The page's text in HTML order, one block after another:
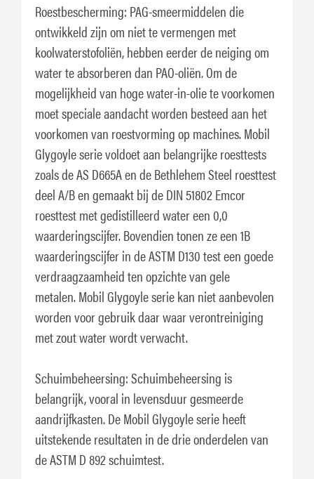
Roestbescherming: PAG-smeermiddelen die
ontwikkeld zijn om niet te vermengen met
koolwaterstofoliën, hebben eerder de neiging om
water te absorberen dan PAO-oliën. Om de
mogelijkheid van hoge water-in-olie te voorkomen
moet speciale aandacht worden besteed aan het
voorkomen van roestvorming op machines. Mobil
Glygoyle serie voldoet aan belangrijke roesttests
zoals de AS D665A en de Bethlehem Steel roesttest
deel A/B en gemaakt bij de DIN 51802 Emcor
roesttest met gedistilleerd water een 0,0
waarderingscijfer. Bovendien tonen ze een 1B
waarderingscijfer in de ASTM D130 test een goede
verdraagzaamheid ten opzichte van gele
metalen. Mobil Glygoyle serie kan niet aanbevolen
worden voor gebruik daar waar verontreiniging
met zout water wordt verwacht.
Schuimbeheersing: Schuimbeheersing is
belangrijk, vooral in levensduur gesmeerde
aandrijfkasten. De Mobil Glygoyle serie heeft
uitstekende resultaten in de drie onderdelen van
de ASTM D 892 schuimtest.